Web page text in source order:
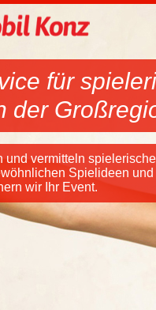
für
der
und vermitteln spielerische
Spielideen und
wir Ihr Event.